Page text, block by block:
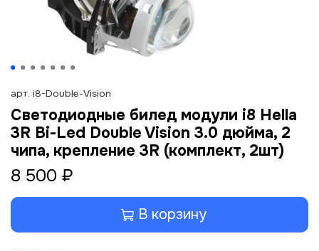
арт. i8-Double-Vision
Светодиодные билед модули i8 Hella
3R Bi-Led Double Vision 3.0 дюйма, 2
чипа, крепление 3R (комплект, 2шт)
8 500 ₽
В корзину